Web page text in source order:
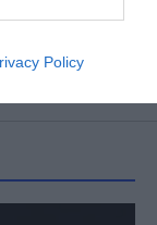
Policy